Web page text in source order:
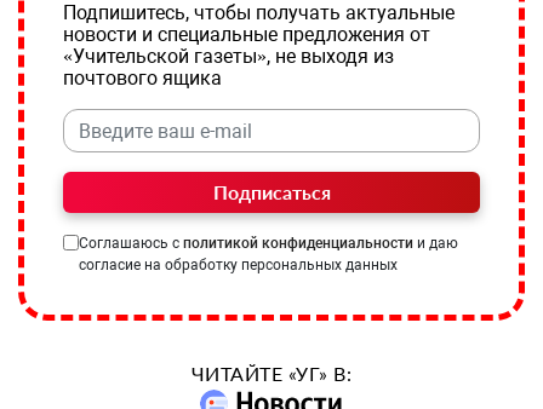
Подпишитесь, чтобы получать актуальные
новости и специальные предложения от
«Учительской газеты», не выходя из
почтового ящика
Подписаться
Соглашаюсь с политикой конфиденциальности и даю
согласие на обработку персональных данных
ЧИТАЙТЕ «УГ» В: